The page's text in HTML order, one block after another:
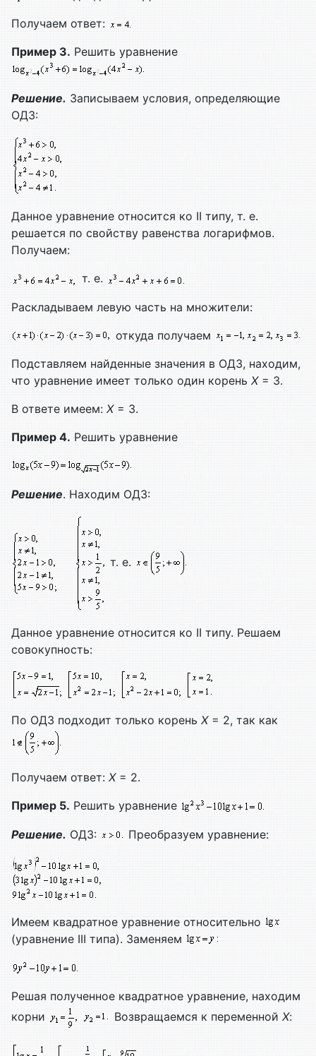
Получаем ответ:
Пример 3. Решить уравнение
Решение. Записываем условия, определяющие
ОДЗ:
Данное уравнение относится ко II типу, т. е.
решается по свойству равенства логарифмов.
Получаем:
т. е.
Раскладываем левую часть на множители:
откуда получаем
Подставляем найденные значения в ОДЗ, находим,
что уравнение имеет только один корень Х= 3.
В ответе имеем: Х= 3.
Пример 4. Решить уравнение
Решение. Находим ОДЗ:
т. е.
Данное уравнение относится ко II типу. Решаем
совокупность:
По ОДЗ подходит только корень Х= 2, так как
Получаем ответ: Х= 2.
Пример 5. Решить уравнение
Решение. ОДЗ: Преобразуем уравнение:
Имеем квадратное уравнение относительно
(уравнение III типа). Заменяем
Решая полученное квадратное уравнение, находим
корни
Возвращаемся к переменной X: